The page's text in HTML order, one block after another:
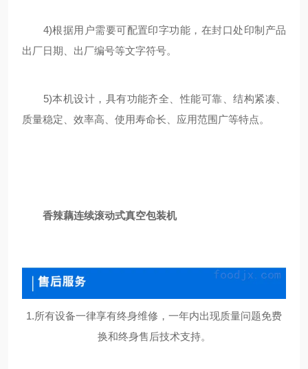
4)根据用户需要可配置印字功能，在封口处印制产品
出厂日期、出厂编号等文字符号。
5)本机设计，具有功能齐全、性能可靠、结构紧凑、
质量稳定、效率高、使用寿命长、应用范围广等特点。
香辣藕连续滚动式真空包装机
1.所有设备一律享有终身维修，一年内出现质量问题免费
换和终身售后技术支持。